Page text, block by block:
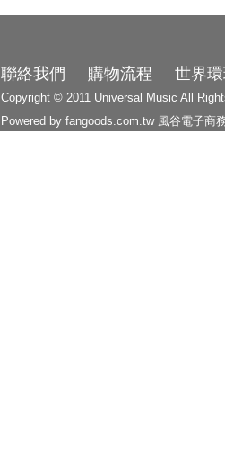
聯絡我們 購物流程 世界
Copyright © 2011 Universal Music All
Powered by fangoods.com.tw 風谷電子商